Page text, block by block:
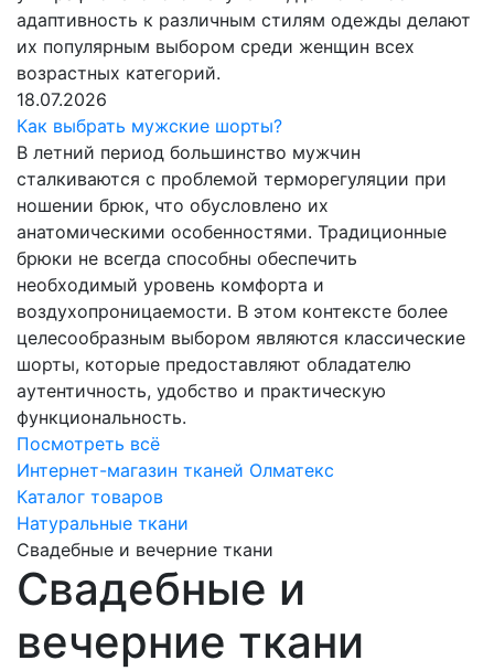
адаптивность к различным стилям одежды делают
их популярным выбором среди женщин всех
возрастных категорий.
18.07.2026
Как выбрать мужские шорты?
В летний период большинство мужчин
сталкиваются с проблемой терморегуляции при
ношении брюк, что обусловлено их
анатомическими особенностями. Традиционные
брюки не всегда способны обеспечить
необходимый уровень комфорта и
воздухопроницаемости. В этом контексте более
целесообразным выбором являются классические
шорты, которые предоставляют обладателю
аутентичность, удобство и практическую
функциональность.
Посмотреть всё
Интернет-магазин тканей Олматекс
Каталог товаров
Натуральные ткани
Свадебные и вечерние ткани
Свадебные и
вечерние ткани